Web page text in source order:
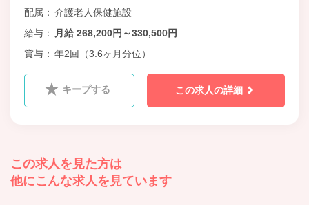
配属
介護老人保健施設
給与
月給 268,200円～330,500円
賞与
年2回（3.6ヶ月分位）
キープする この求人の詳細
この求人を見た方は
他にこんな求人を見ています